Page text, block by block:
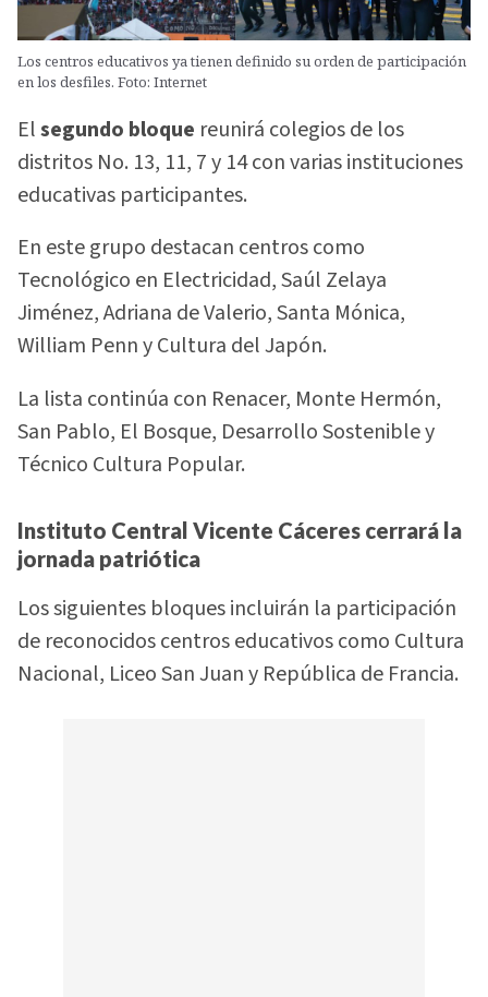
Los centros educativos ya tienen definido su orden de participación
en los desfiles. Foto: Internet
Elsegundo bloque reunirá colegios de los
distritos No. 13, 11, 7 y 14 con varias instituciones
educativas participantes.
En este grupo destacan centros como
Tecnológico en Electricidad, Saúl Zelaya
Jiménez, Adriana de Valerio, Santa Mónica,
William Penn y Cultura del Japón.
La lista continúa con Renacer, Monte Hermón,
San Pablo, El Bosque, Desarrollo Sostenible y
Técnico Cultura Popular.
Instituto Central Vicente Cáceres cerrará la
jornada patriótica
Los siguientes bloques incluirán la participación
de reconocidos centros educativos como Cultura
Nacional, Liceo San Juan y República de Francia.